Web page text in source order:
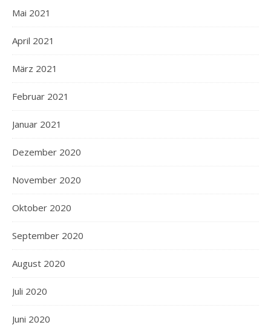
Mai 2021
April 2021
März 2021
Februar 2021
Januar 2021
Dezember 2020
November 2020
Oktober 2020
September 2020
August 2020
Juli 2020
Juni 2020